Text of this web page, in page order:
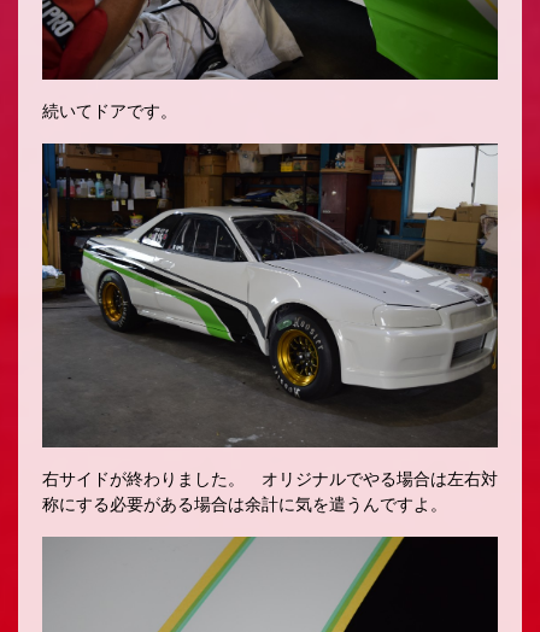
続いてドアです。
右サイドが終わりました。 オリジナルでやる場合は左右対
称にする必要がある場合は余計に気を遣うんですよ。